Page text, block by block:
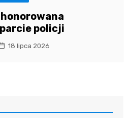
policji
18 lipca 2026